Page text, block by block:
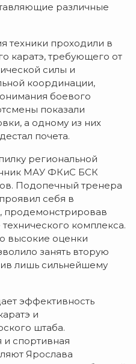
различные
техники проходили в
каратэ, требующего от
силы и
координации,
боевого
показали
а одному из них
почета.
региональной
МАУ ФКиС БСК
Подопечный тренера
себя в
продемонстрировав
комплекса.
высокие оценки
занять вторую
лишь сильнейшему
эффективность
и
штаба.
спортивная
Ярослава